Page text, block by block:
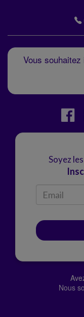
Vous
Soyez
Nous